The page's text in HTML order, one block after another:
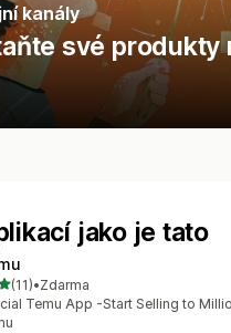
kanály
své produkty
jako je tato
5 hvězd
(11)počet recenzí: 11
•Zdarma
Temu App -Start Selling to